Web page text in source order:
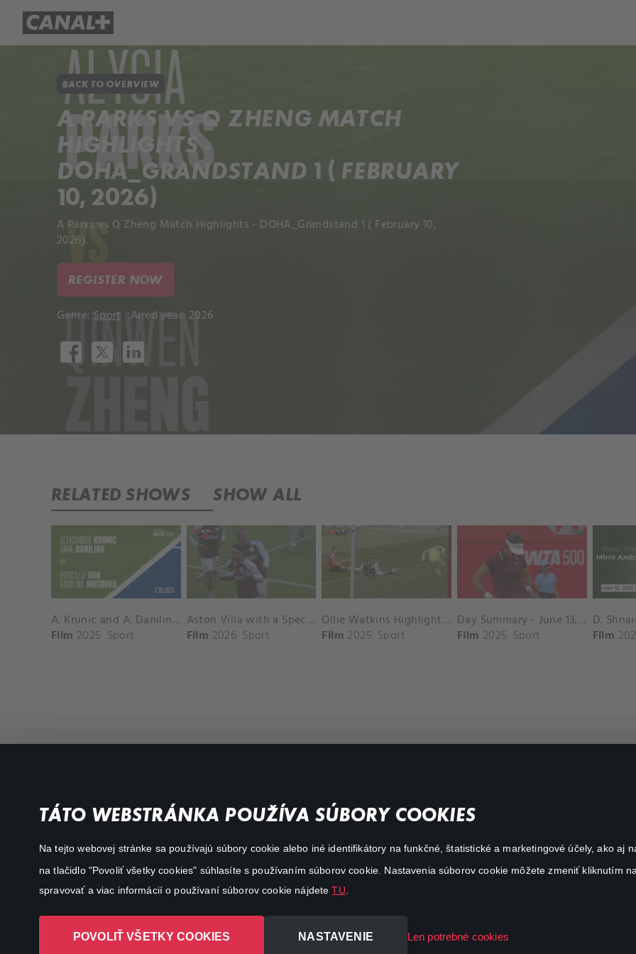
TÁTO WEBSTRÁNKA POUŽÍVA SÚBORY COOKIES
Na tejto webovej stránke sa používajú súbory cookie alebo iné identifikátory na funkčné, štatistické a marketingové účely, ako aj
na tlačidlo "Povoliť všetky cookies" súhlasíte s používaním súborov cookie. Nastavenia súborov cookie môžete zmeniť kliknutím
spravovať a viac informácií o používaní súborov cookie nájdeteTU
POVOLIŤ VŠETKY COOKIES NASTAVENIE Len potrebné cookies
BACK TO OVERVIEW
A PARKS VS Q ZHENG MATCH
HIGHLIGHTS -
DOHA_GRANDSTAND 1 ( FEBRUARY
10, 2026)
A Parks vs Q Zheng Match Highlights - DOHA_Grandstand 1 ( February 10,
2026).
REGISTER NOW
Genre: Sport Aired year: 2026
RELATED SHOWS SHOW ALL
A. Krunic and A. Danilina vs. P. Hon and K. Muchova Match Highlights - BEIJING_Capital Group Diamond ( October 02, 2025)
Film 2025 Sport
Aston Villa with a Spectacular Goal vs. Nottingham Forest
Film 2026 Sport
Ollie Watkins Highlights vs. Southampton
Film 2025 Sport
Day Summary - June 13, 2025
Film 2025 Sport
Film
Comedy
Documentaries
Important links